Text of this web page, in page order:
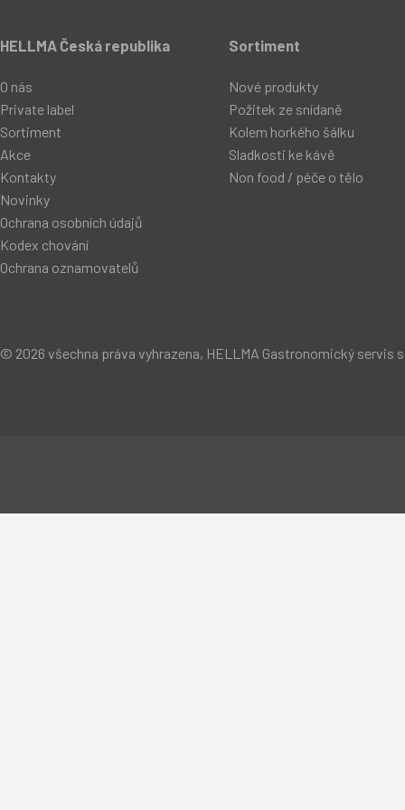
HELLMA Česká republika
O nás
Private label
Sortiment
Akce
Kontakty
Novinky
Ochrana osobních údajů
Kodex chování
Ochrana oznamovatelů
Sortiment
Nové produkty
Požitek ze snídaně
Kolem horkého šálku
Sladkosti ke kávě
Non food / péče o tělo
© 2026 všechna práva vyhrazena, HELLMA Gastronomický servis